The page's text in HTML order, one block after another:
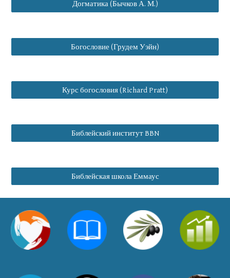
Догматика (Бычков А. М.)
Богословие (Грудем Уэйн)
Курс богословия (Richard Pratt)
Библейский институт BBN
Библейская школа Еммаус